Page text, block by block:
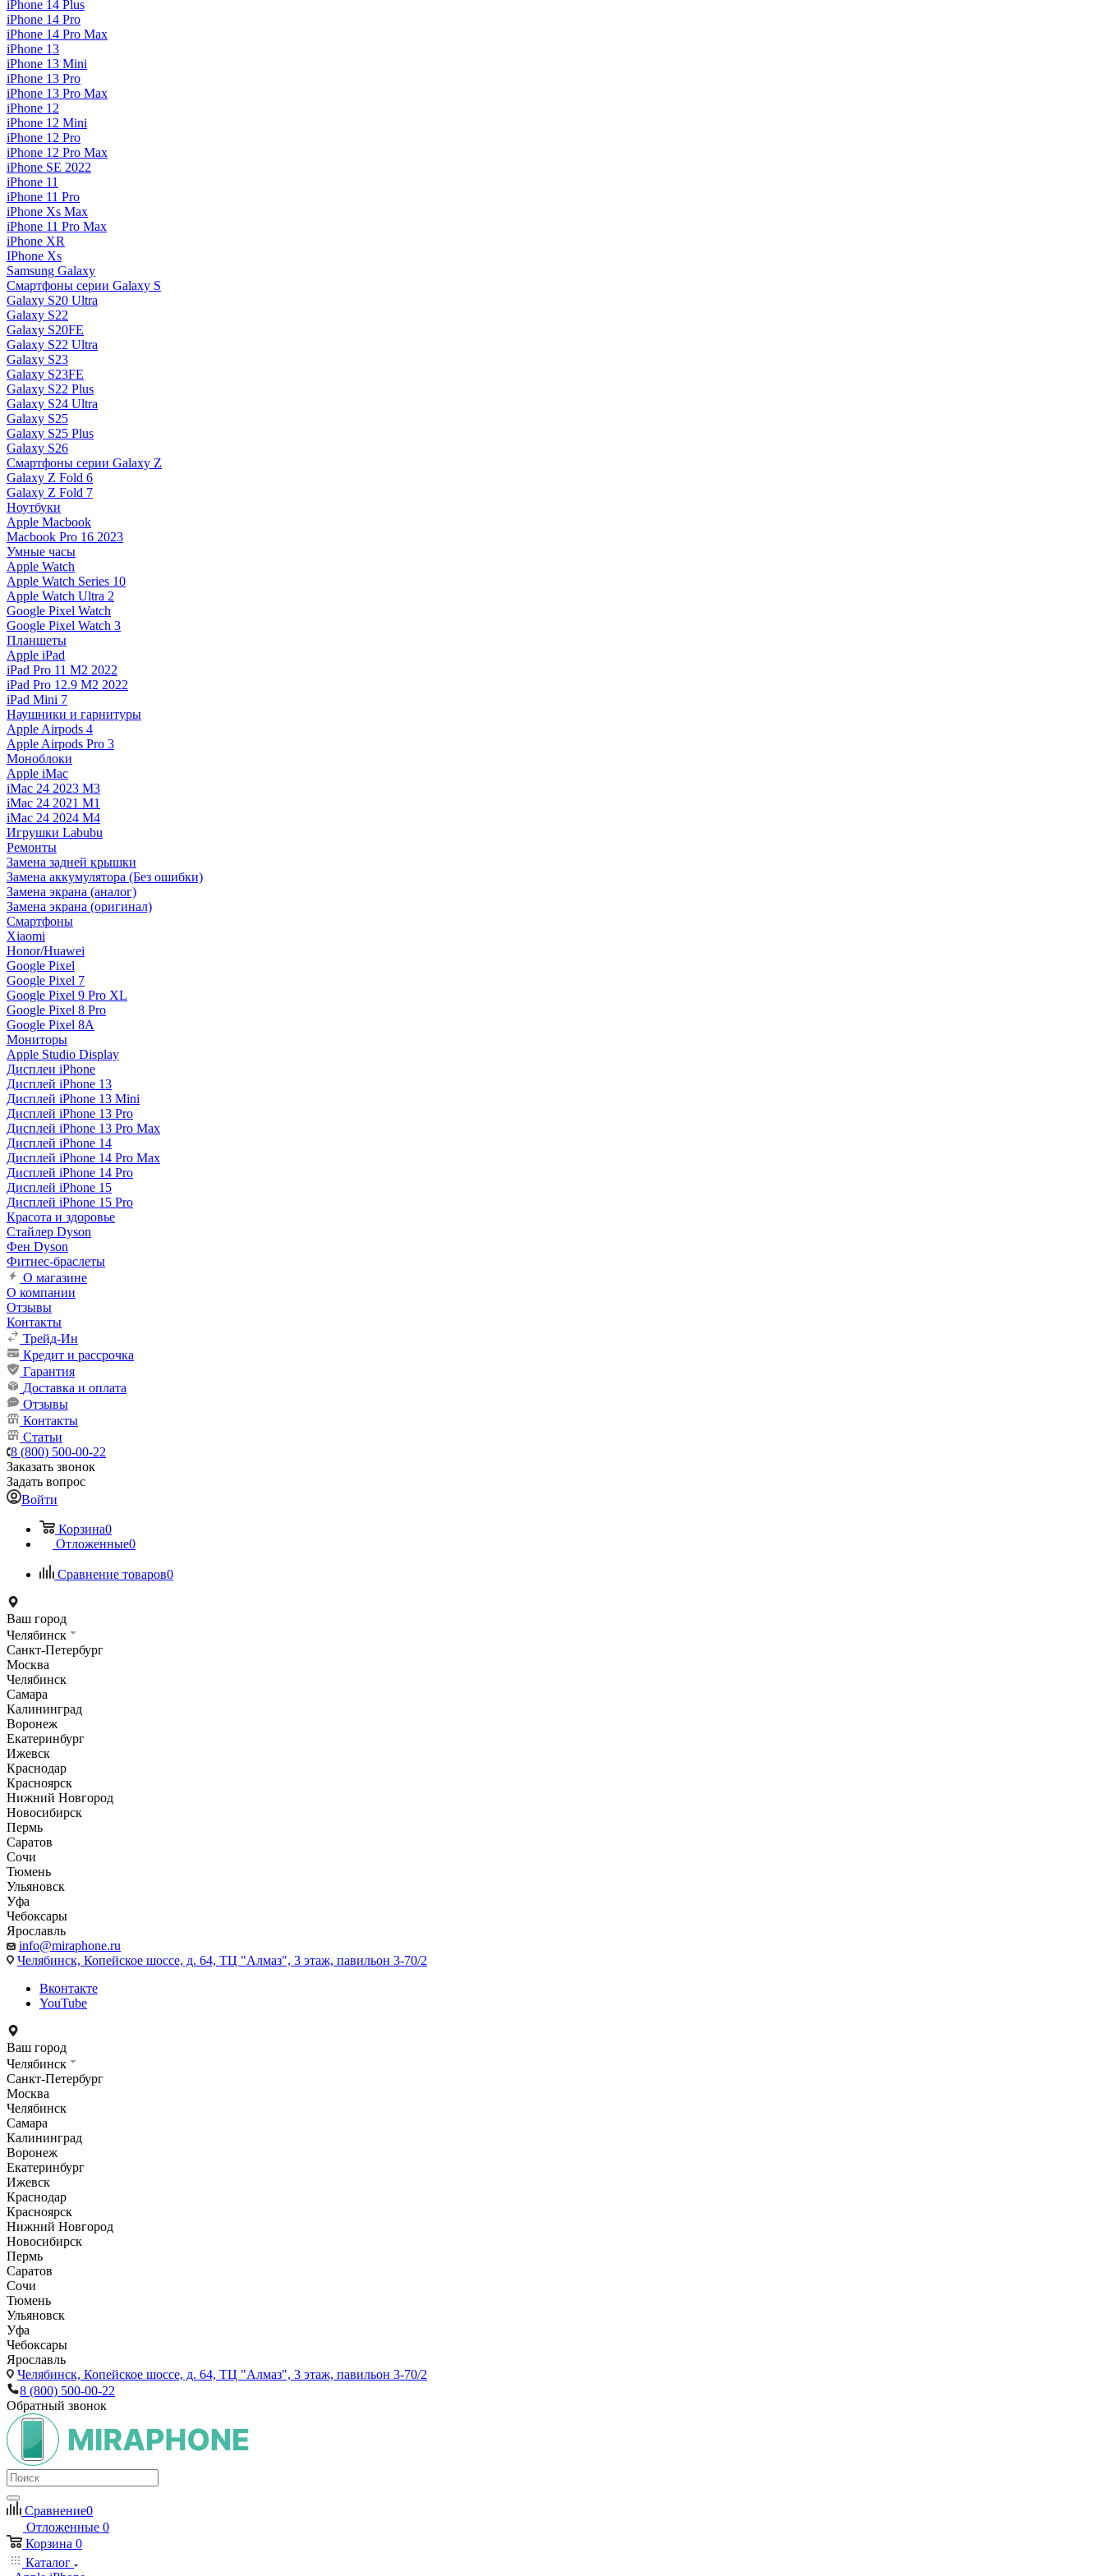
iPhone 14 Plus
iPhone 14 Pro
iPhone 14 Pro Max
iPhone 13
iPhone 13 Mini
iPhone 13 Pro
iPhone 13 Pro Max
iPhone 12
iPhone 12 Mini
iPhone 12 Pro
iPhone 12 Pro Max
iPhone SE 2022
iPhone 11
iPhone 11 Pro
iPhone Xs Max
iPhone 11 Pro Max
iPhone XR
IPhone Xs
Samsung Galaxy
Смартфоны серии Galaxy S
Galaxy S20 Ultra
Galaxy S22
Galaxy S20FE
Galaxy S22 Ultra
Galaxy S23
Galaxy S23FE
Galaxy S22 Plus
Galaxy S24 Ultra
Galaxy S25
Galaxy S25 Plus
Galaxy S26
Смартфоны серии Galaxy Z
Galaxy Z Fold 6
Galaxy Z Fold 7
Ноутбуки
Apple Macbook
Macbook Pro 16 2023
Умные часы
Apple Watch
Apple Watch Series 10
Apple Watch Ultra 2
Google Pixel Watch
Google Pixel Watch 3
Планшеты
Apple iPad
iPad Pro 11 M2 2022
iPad Pro 12.9 M2 2022
iPad Mini 7
Наушники и гарнитуры
Apple Airpods 4
Apple Airpods Pro 3
Моноблоки
Apple iMac
iMac 24 2023 M3
iMac 24 2021 M1
iMac 24 2024 M4
Игрушки Labubu
Ремонты
Замена задней крышки
Замена аккумулятора (Без ошибки)
Замена экрана (аналог)
Замена экрана (оригинал)
Смартфоны
Xiaomi
Honor/Huawei
Google Pixel
Google Pixel 7
Google Pixel 9 Pro XL
Google Pixel 8 Pro
Google Pixel 8A
Мониторы
Apple Studio Display
Дисплеи iPhone
Дисплей iPhone 13
Дисплей iPhone 13 Mini
Дисплей iPhone 13 Pro
Дисплей iPhone 13 Pro Max
Дисплей iPhone 14
Дисплей iPhone 14 Pro Max
Дисплей iPhone 14 Pro
Дисплей iPhone 15
Дисплей iPhone 15 Pro
Красота и здоровье
Стайлер Dyson
Фен Dyson
Фитнес-браслеты
О магазине
О компании
Отзывы
Контакты
Трейд-Ин
Кредит и рассрочка
Гарантия
Доставка и оплата
Отзывы
Контакты
Статьи
8 (800) 500-00-22
Заказать звонок
Задать вопрос
Войти
Корзина0
Отложенные0
Сравнение товаров0
Ваш город
Челябинск
Санкт-Петербург
Москва
Челябинск
Самара
Калининград
Воронеж
Екатеринбург
Ижевск
Краснодар
Красноярск
Нижний Новгород
Новосибирск
Пермь
Саратов
Сочи
Тюмень
Ульяновск
Уфа
Чебоксары
Ярославль
info@miraphone.ru
Челябинск, Копейское шоссе, д. 64, ТЦ "Алмаз", 3 этаж, павильон 3-70/2
Вконтакте
YouTube
Ваш город
Челябинск
Санкт-Петербург
Москва
Челябинск
Самара
Калининград
Воронеж
Екатеринбург
Ижевск
Краснодар
Красноярск
Нижний Новгород
Новосибирск
Пермь
Саратов
Сочи
Тюмень
Ульяновск
Уфа
Чебоксары
Ярославль
Челябинск, Копейское шоссе, д. 64, ТЦ "Алмаз", 3 этаж, павильон 3-70/2
8 (800) 500-00-22
Обратный звонок
Сравнение0
Отложенные 0
Корзина 0
Каталог